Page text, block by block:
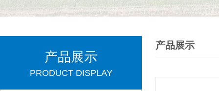
产品展示
PRODUCT DISPLAY
产品展示